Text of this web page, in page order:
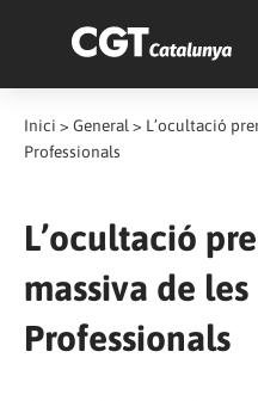
Inici > General > L’ocultació
Professionals
L’ocultació
massiva de
Professionals